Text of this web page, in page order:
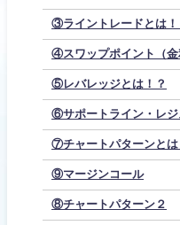
③ライントレードとは！
④スワップポイント（金
⑤レバレッジとは！？
⑥サポートライン・レジ
⑦チャートパターンとは
⑨マージンコール
⑧チャートパターン２